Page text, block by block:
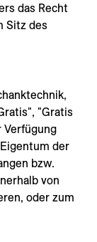
das Recht
Sitz des
"Gratis
der
bzw.
von
oder zum